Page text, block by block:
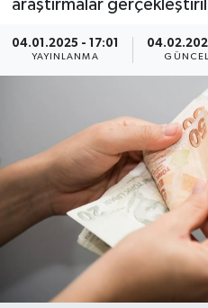
araştırmalar
04.01.2025 - 17:01
YAYINLANMA
Son Dakika Haberleri
Haber Arşivi